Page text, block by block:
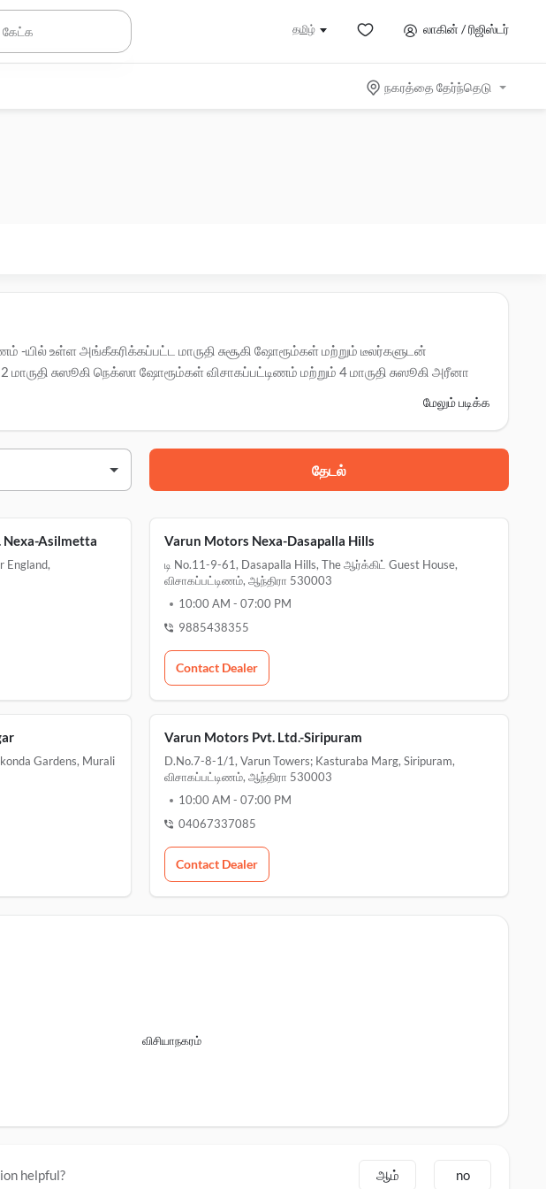
தமிழ் லாகின் / ரிஜிஸ்டர்
நகரத்தை தேர்ந்தெடு
-யில் உள்ள அங்கீகரிக்கப்பட்ட மாருதி சுசூகி ஷோரூம்கள் மற்றும் டீலர்களுடன்
சுஸூகி நெக்ஸா ஷோரூம்கள் விசாகப்பட்டிணம் மற்றும் 4 மாருதி சுஸூகி அரீனா
கூடுதல் தகவல்களுக்கு, விசாகப்பட்டிணம் -ல் உள்ள முகவர்களை தொடர்பு கொள்ளவும்.
மேலும் படிக்க
தேடல்
Asilmetta
England,
Varun Motors Nexa-Dasapalla Hills
டி No.11-9-61, Dasapalla Hills, The ஆர்க்கிட் Guest House,
விசாகப்பட்டிணம், ஆந்திரா 530003
10:00 AM -07:00 PM
9885438355
Contact Dealer
Gardens, Murali
Varun Motors Pvt. Ltd.-Siripuram
D.no.7-8-1/1, Varun Towers; Kasturaba Marg, Siripuram,
விசாகப்பட்டிணம், ஆந்திரா 530003
10:00 AM -07:00 PM
04067337085
Contact Dealer
விசியாநகரம்
helpful? ஆம் no